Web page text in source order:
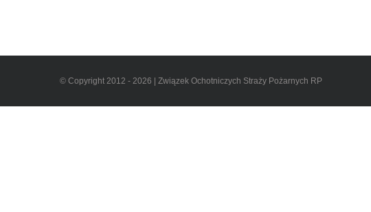
© Copyright 2012 - 2026 | Związek Ochotniczych Straży Pożarnych RP